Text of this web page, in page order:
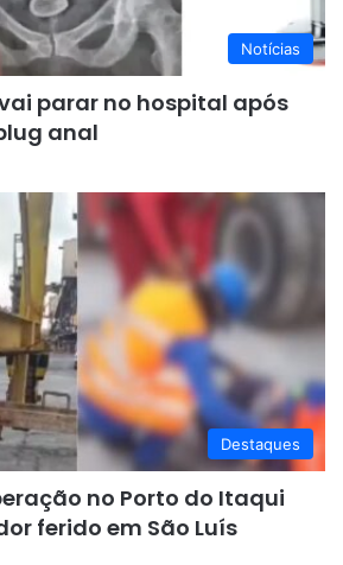
Notícias
parar no hospital após
anal
Destaques
no Porto do Itaqui
ferido em São Luís